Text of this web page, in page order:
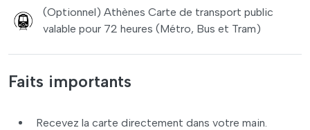
(Optionnel) Athènes Carte de transport public
valable pour 72 heures (Métro, Bus et Tram)
Faits importants
Recevez la carte directement dans votre main.